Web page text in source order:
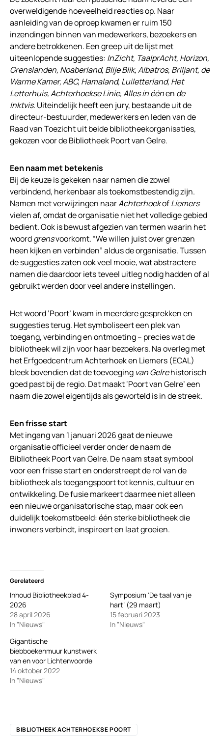
overweldigende hoeveelheid reacties op. Naar
aanleiding van de oproep kwamen er ruim 150
inzendingen binnen van medewerkers, bezoekers en
andere betrokkenen. Een greep uit de lijst met
uiteenlopende suggesties: InZicht, TaalprAcht, Horizon,
Grenslanden, Noaberland, Blije Blik, Albatros, Briljant, de
Warme Kamer, ABC, Hamaland, Luiletterland, Het
Letterhuis, Achterhoekse Linie, Alles in éénen de
Inktvis. Uiteindelijk heeft een jury, bestaande uit de
directeur-bestuurder, medewerkers en leden van de
Raad van Toezicht uit beide bibliotheekorganisaties,
gekozen voor de Bibliotheek Poort van Gelre.
Een naam met betekenis
Bij de keuze is gekeken naar namen die zowel
verbindend, herkenbaar als toekomstbestendig zijn.
Namen met verwijzingen naarAchterhoekofLiemers
vielen af, omdat de organisatie niet het volledige gebied
bedient. Ook is bewust afgezien van termen waarin het
woordgrensvoorkomt. “We willen juist over grenzen
heen kijken en verbinden” aldus de organisatie. Tussen
de suggesties zaten ook veel mooie, wat abstractere
namen die daardoor iets teveel uitleg nodig hadden of al
gebruikt werden door veel andere instellingen.
Het woord ‘Poort’ kwam in meerdere gesprekken en
suggesties terug. Het symboliseert een plek van
toegang, verbinding en ontmoeting – precies wat de
bibliotheek wil zijn voor haar bezoekers. Na overleg met
het Erfgoedcentrum Achterhoek en Liemers (ECAL)
bleek bovendien dat de toevoeging van Gelrehistorisch
goed past bij de regio. Dat maakt ‘Poort van Gelre’ een
naam die zowel eigentijds als geworteld is in de streek.
Een frisse start
Met ingang van 1 januari 2026 gaat de nieuwe
organisatie officieel verder onder de naam de
Bibliotheek Poort van Gelre. De naam staat symbool
voor een frisse start en onderstreept de rol van de
bibliotheek als toegangspoort tot kennis, cultuur en
ontwikkeling. De fusie markeert daarmee niet alleen
een nieuwe organisatorische stap, maar ook een
duidelijk toekomstbeeld: één sterke bibliotheek die
inwoners verbindt, inspireert en laat groeien.
Gerelateerd
Inhoud Bibliotheekblad 4-
2026
28 april 2026
In "Nieuws"
Symposium ‘De taal van je
hart’ (29 maart)
15 februari 2023
In "Nieuws"
Gigantische
biebboekenmuur kunstwerk
van en voor Lichtenvoorde
14 oktober 2022
In "Nieuws"
BIBLIOTHEEK ACHTERHOEKSE POORT